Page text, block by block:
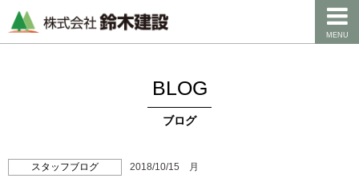
MENU
BLOG
ブログ
スタッフブログ 2018/10/15 月